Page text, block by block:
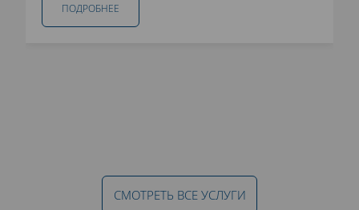
ПОДРОБНЕЕ
СМОТРЕТЬ ВСЕ УСЛУГИ